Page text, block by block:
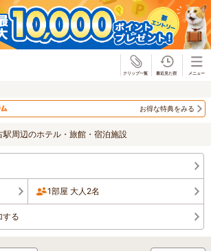
お得な特典をみる
駅周辺のホテル・旅館・宿泊施設
1部屋 大人2名
する